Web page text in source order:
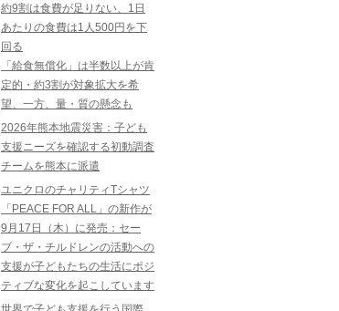
約9割は食費が足りない、1日
あたりの食費は1人500円を下
回る
「給食無償化」は半数以上が肯
定的・約3割が対象拡大を希
望、一方、量・質の懸念も
2026年熊本地震災害：子ども
支援ニーズを確認する初動調査
チームを熊本に派遣
ユニクロのチャリティTシャツ
「PEACE FOR ALL」の新作が
9月17日（木）に発売：セー
ブ・ザ・チルドレンの活動への
支援が子どもたちの生活にポジ
ティブな変化を起こしています